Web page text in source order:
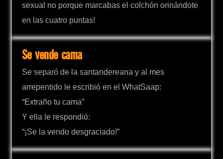
sexual no porque marcabas el colchón orinándote
en las cuatro puntas!
Se vende cama
Se separó de la santandereana y al mes
arrepentido le escribió en el WhatSaap:
“Extraño tu cama”
Y ella le respondió:
“¡Se la vendo desgraciado!”